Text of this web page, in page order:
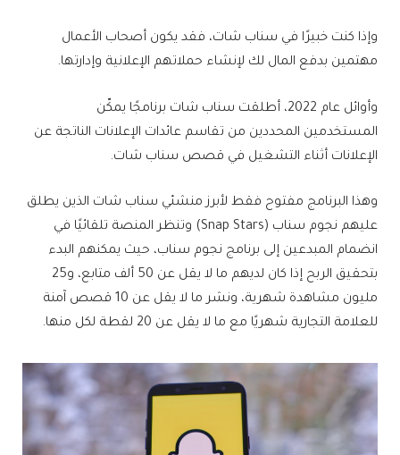
وإذا كنت خبيرًا في سناب شات، فقد يكون أصحاب الأعمال
مهتمين بدفع المال لك لإنشاء حملاتهم الإعلانية وإدارتها.
وأوائل عام 2022، أطلقت سناب شات برنامجًا يمكّن
المستخدمين المحددين من تقاسم عائدات الإعلانات الناتجة عن
الإعلانات أثناء التشغيل في قصص سناب شات.
وهذا البرنامج مفتوح فقط لأبرز منشئي سناب شات الذين يطلق
عليهم نجوم سناب (Snap Stars) وتنظر المنصة تلقائيًا في
انضمام المبدعين إلى برنامج نجوم سناب، حيث يمكنهم البدء
بتحقيق الربح إذا كان لديهم ما لا يقل عن 50 ألف متابع، و25
مليون مشاهدة شهرية، ونشر ما لا يقل عن 10 قصص آمنة
للعلامة التجارية شهريًا مع ما لا يقل عن 20 لقطة لكل منها.